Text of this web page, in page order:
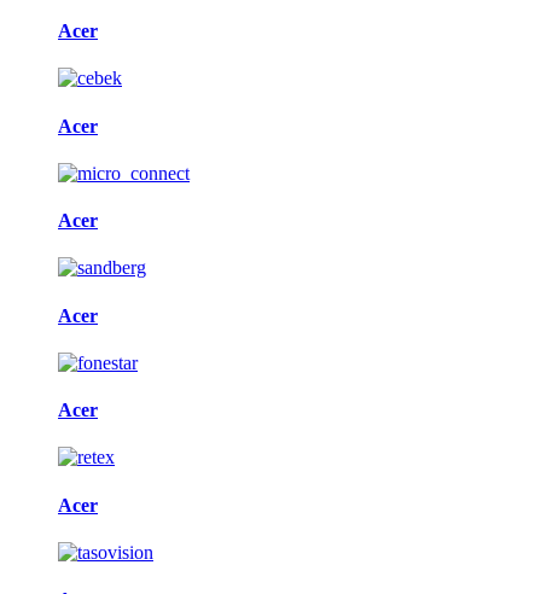
Acer
Acer
Acer
Acer
Acer
Acer